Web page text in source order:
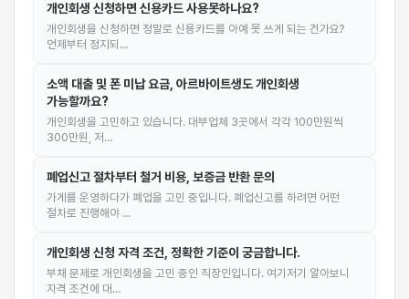
개인회생 신청하면 신용카드 사용못하나요?
개인회생을 신청하면 정말로 신용카드를 아예 못 쓰게 되는 건가요?
언제부터 정지되…
소액 대출 및 폰 미납 요금, 아르바이트생도 개인회생
가능할까요?
개인회생을 고민하고 있습니다. 대부업체 3곳에서 각각 100만원씩
300만원, 저…
폐업신고 절차부터 철거 비용, 보증금 반환 문의
가게를 운영하다가 폐업을 고민 중입니다. 폐업신고를 하려면 어떤
절차로 진행해야 …
개인회생 신청 자격 조건, 정확한 기준이 궁금합니다.
부채 문제로 개인회생을 고민 중인 직장인입니다. 여기저기 알아보니
자격 조건에 대…